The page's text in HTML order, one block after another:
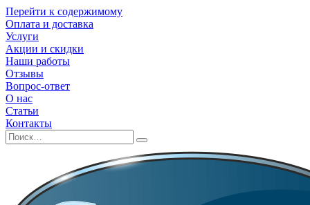
Перейти к содержимому
Оплата и доставка
Услуги
Акции и скидки
Наши работы
Отзывы
Вопрос-ответ
О нас
Статьи
Контакты